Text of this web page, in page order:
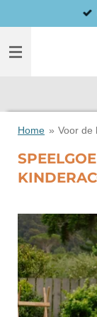
direct
naar
hoofdinhoud
Home » Voor de